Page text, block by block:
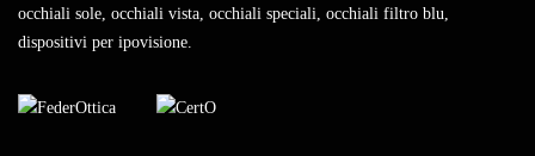
occhiali sole, occhiali vista, occhiali speciali, occhiali filtro blu,
dispositivi per ipovisione.